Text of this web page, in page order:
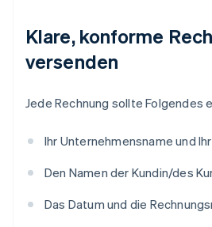
Klare, konforme
versenden
Jede Rechnung sollte Folgendes
Ihr Unternehmensname und
Den Namen der Kundin/des
Das Datum und die